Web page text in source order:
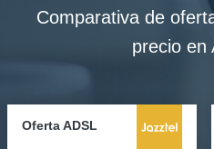
Comparativa de
precio en
Oferta ADSL